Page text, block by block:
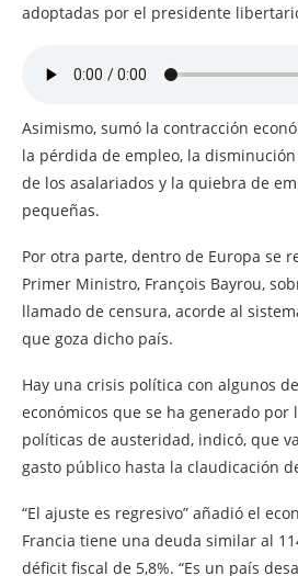
adoptadas por el presidente
Asimismo, sumó la contracción
la pérdida de empleo, la
de los asalariados y la quiebra de
pequeñas.
Por otra parte, dentro de Europa se
Primer Ministro, François Bayrou,
llamado de censura, acorde al
que goza dicho país.
Hay una crisis política con algunos
económicos que se ha generado por
políticas de austeridad, indicó, que
gasto público hasta la claudicación
“El ajuste es regresivo” añadió el
Francia tiene una deuda similar al
déficit fiscal de 5,8%. “Es un país